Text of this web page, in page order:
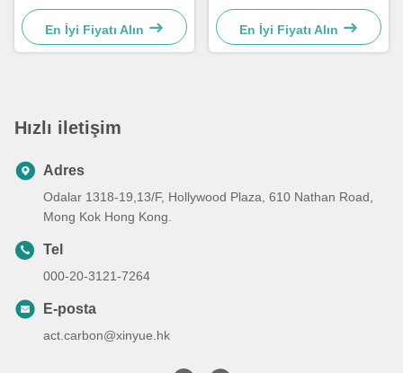
değiştirme için ahşap
En İyi Fiyatı Alın
karbonu
En İyi Fiyatı Alın
Hızlı iletişim
Adres
Odalar 1318-19,13/F, Hollywood Plaza, 610 Nathan Road,
Mong Kok Hong Kong.
Tel
000-20-3121-7264
E-posta
act.carbon@xinyue.hk